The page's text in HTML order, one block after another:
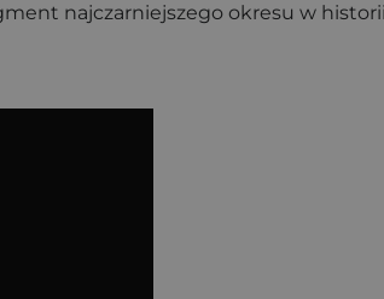
najczarniejszego okresu w